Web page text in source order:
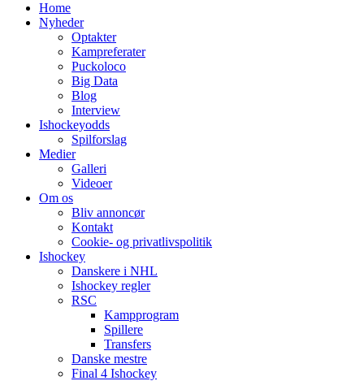
Home
Nyheder
Optakter
Kampreferater
Puckoloco
Big Data
Blog
Interview
Ishockeyodds
Spilforslag
Medier
Galleri
Videoer
Om os
Bliv annoncør
Kontakt
Cookie- og privatlivspolitik
Ishockey
Danskere i NHL
Ishockey regler
RSC
Kampprogram
Spillere
Transfers
Danske mestre
Final 4 Ishockey